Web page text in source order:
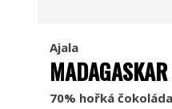
Ajala
MADAGASKAR
70% hořká